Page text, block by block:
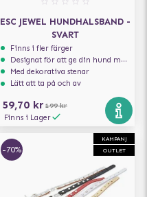
ESC JEWEL HUNDHALSBAND -
SVART
Finns i fler färger
Designat för att ge din hund maximal komfort
Med dekorativa stenar
Lätt att ta på och av
59,70 kr 199 kr
Finns i Lager
KAMPANJ
OUTLET
-70%